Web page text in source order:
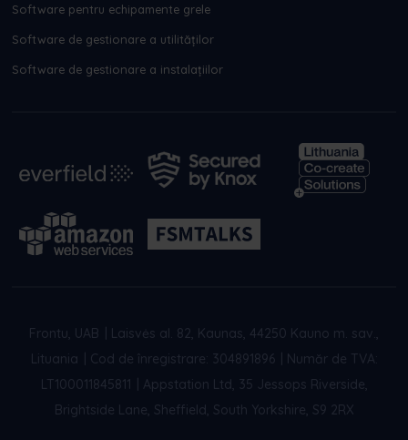
Software pentru echipamente grele
Software de gestionare a utilităților
Software de gestionare a instalațiilor
Frontu, UAB
Laisvės al. 82, Kaunas, 44250 Kauno m. sav.,
Lituania
Cod de înregistrare: 304891896
Număr de TVA:
LT100011845811
Appstation Ltd, 35 Jessops Riverside,
Brightside Lane, Sheffield, South Yorkshire, S9 2RX